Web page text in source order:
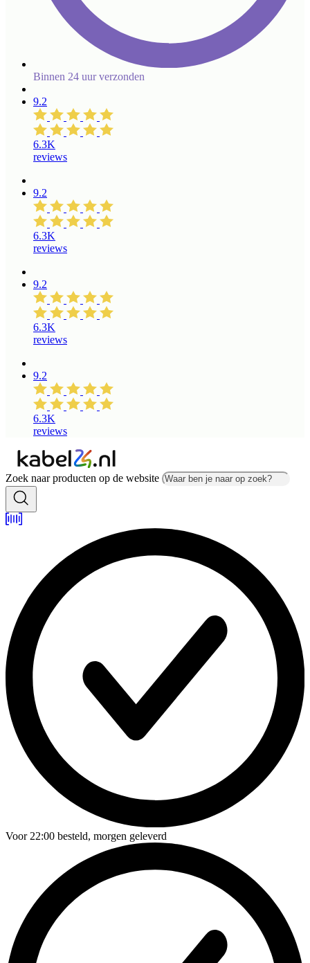
Binnen 24 uur verzonden
9.2
6.3K
reviews
9.2
6.3K
reviews
9.2
6.3K
reviews
9.2
6.3K
reviews
Zoek naar producten op de website
Voor22:00 besteld, morgen geleverd